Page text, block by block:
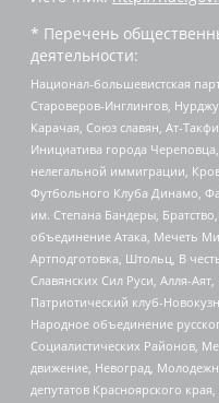
* Перечень
деятельности:
Национал-большевистская
Староверов-Инглингов,
Карачая, Союз славян, Ат-
Инициатива города
нелегальной иммиграции,
Футбольного Клуба Динамо,
им. Степана Бандеры,
объединение Атака, Мечеть
Артподготовка, Штольц, В
Славянских Сил Руси, Алля-
Патриотический клуб-
Народное объединение
Социалистических Районов,
движение, Невоград,
депутатов Красноярского